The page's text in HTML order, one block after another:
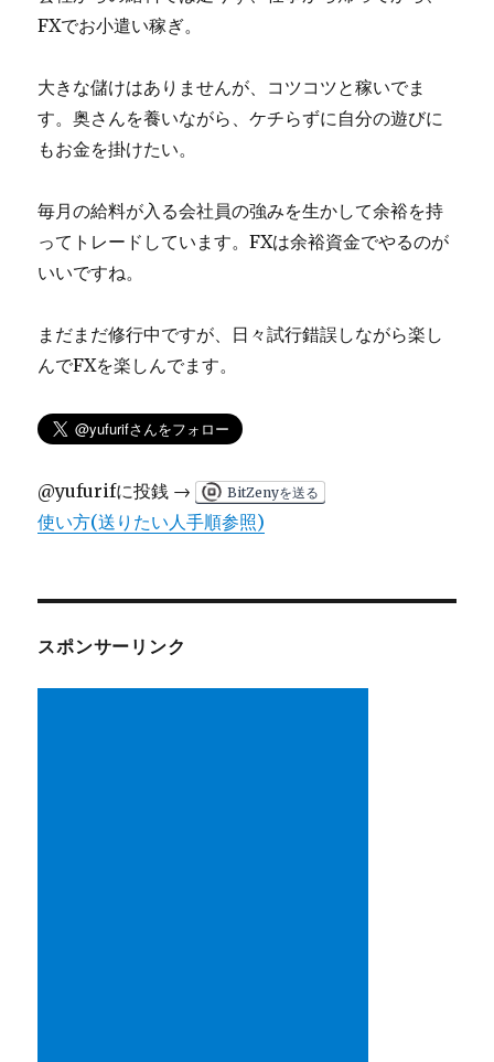
FXでお小遣い稼ぎ。
大きな儲けはありませんが、コツコツと稼いでま
す。奥さんを養いながら、ケチらずに自分の遊びに
もお金を掛けたい。
毎月の給料が入る会社員の強みを生かして余裕を持
ってトレードしています。FXは余裕資金でやるのが
いいですね。
まだまだ修行中ですが、日々試行錯誤しながら楽し
んでFXを楽しんでます。
@yufurifに投銭 → BitZenyを送る
使い方(送りたい人手順参照)
スポンサーリンク